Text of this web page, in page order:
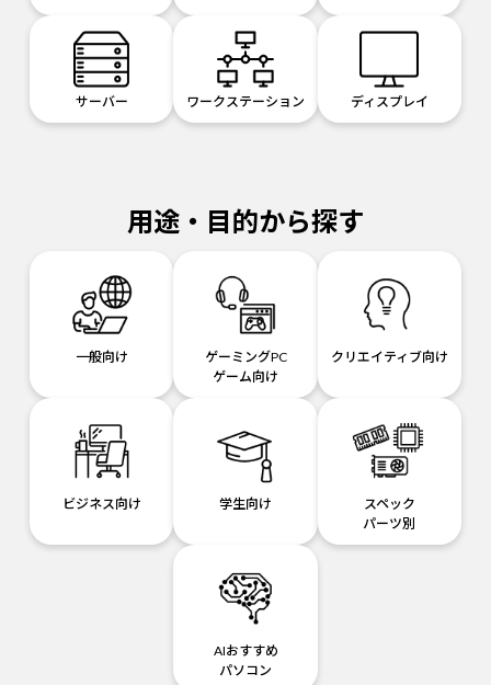
サーバー ワークステーション ディスプレイ
用途・目的から探す
一般向け
ゲーミングPC
ゲーム向け
クリエイティブ向け
ビジネス向け 学生向け
スペック
パーツ別
AIおすすめ
パソコン